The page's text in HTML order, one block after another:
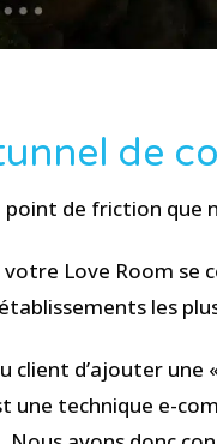
de
point de friction
votre Love Room se
les
client d’ajouter une
une technique e-